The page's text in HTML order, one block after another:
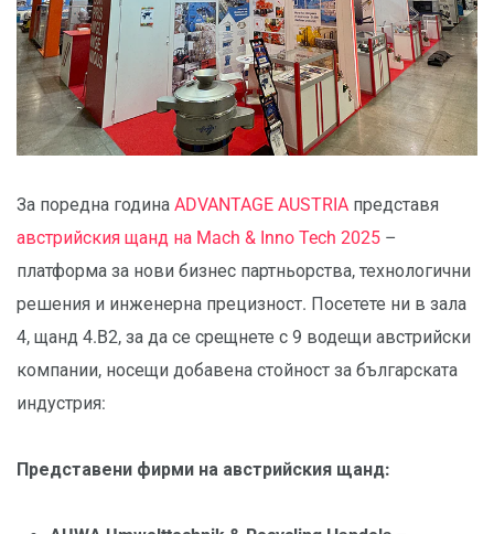
За поредна година ADVANTAGE AUSTRIA представя
австрийския щанд на Mach & Inno Tech 2025 –
платформа за нови бизнес партньорства, технологични
решения и инженерна прецизност. Посетете ни в зала
4, щанд 4.B2, за да се срещнете с 9 водещи австрийски
компании, носещи добавена стойност за българската
индустрия:
Представени фирми на австрийския щанд: